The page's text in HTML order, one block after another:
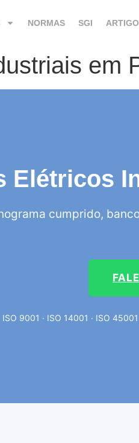
NORMAS SGI
em
Elétricos
cumprido,
ISO 9001 · ISO 14001 · ISO